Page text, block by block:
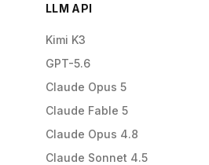
LLM API
Kimi K3
GPT-5.6
Claude Opus 5
Claude Fable 5
Claude Opus 4.8
Claude Sonnet 4.5